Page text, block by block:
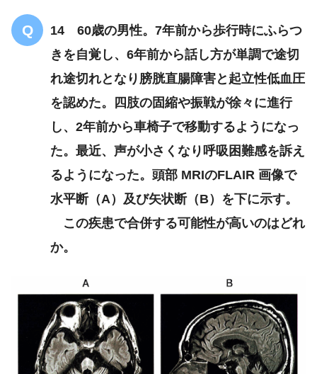
18 脊髄小脳変性症
（多系統萎縮症を除く。
14 60歳の男性。7年前から歩行時にふらつ
きを自覚し、6年前から話し方が単調で途切
れ途切れとなり膀胱直腸障害と起立性低血圧
を認めた。四肢の固縮や振戦が徐々に進行
し、2年前から車椅子で移動するようになっ
た。最近、声が小さくなり呼吸困難感を訴え
るようになった。頭部 MRIのFLAIR 画像で
水平断（A）及び矢状断（B）を下に示す。
この疾患で合併する可能性が高いのはどれ
か。